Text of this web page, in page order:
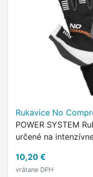
Rukavice No
POWER SYSTEM
určené na
10,20 €
vrátane DPH